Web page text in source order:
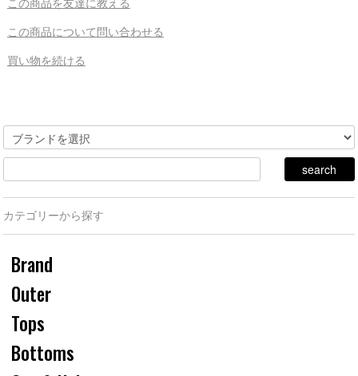
この商品を友達に教える
この商品について問い合わせる
買い物を続ける
カテゴリーから探す
Brand
Outer
Tops
Bottoms